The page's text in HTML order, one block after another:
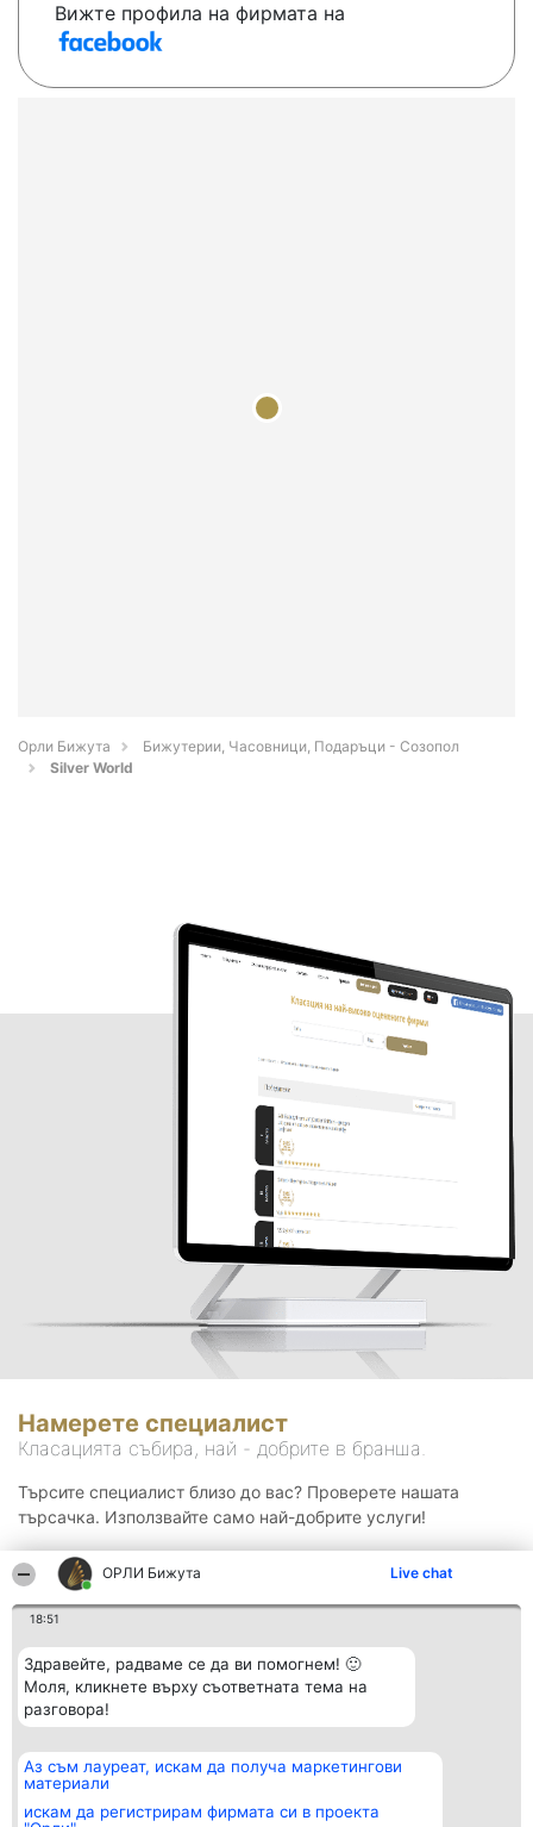
ОРЛИ Бижута Live chat
18:51
Здравейте, радваме се да ви помогнем! 🙂
Моля, кликнете върху съответната тема на
разговора!
Аз съм лауреат, искам да получа маркетингови
материали
искам да регистрирам фирмата си в проекта
Вижте профила на фирмата на
Орли Бижута
Бижутерии, Часовници, Подаръци - Созопол
Silver World
Намерете специалист
Класацията събира, най - добрите в бранша.
Търсите специалист близо до вас? Проверете нашата
търсачка. Използвайте само най-добрите услуги!
Организатор на
класиране
BulevardulAleea Timișul De
Класация
всички
Контакти